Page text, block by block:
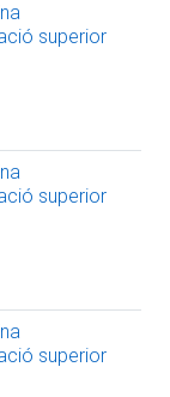
superior
superior
superior